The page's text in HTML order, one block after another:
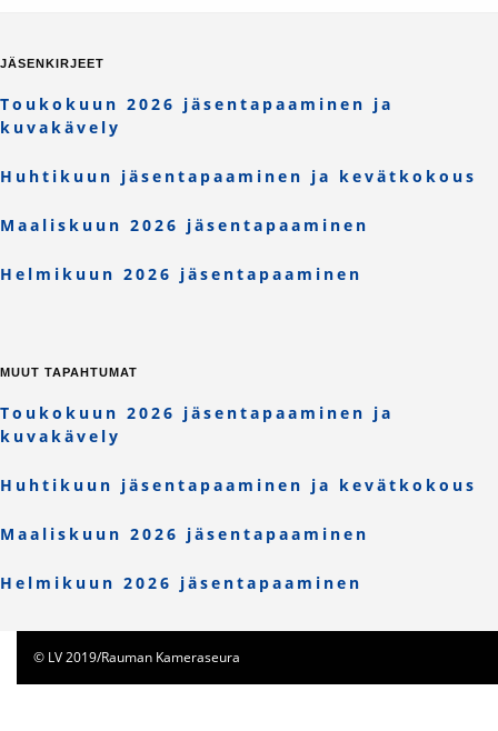
JÄSENKIRJEET
Toukokuun 2026 jäsentapaaminen ja
kuvakävely
Huhtikuun jäsentapaaminen ja kevätkokous
Maaliskuun 2026 jäsentapaaminen
Helmikuun 2026 jäsentapaaminen
MUUT TAPAHTUMAT
Toukokuun 2026 jäsentapaaminen ja
kuvakävely
Huhtikuun jäsentapaaminen ja kevätkokous
Maaliskuun 2026 jäsentapaaminen
Helmikuun 2026 jäsentapaaminen
© LV 2019/Rauman Kameraseura